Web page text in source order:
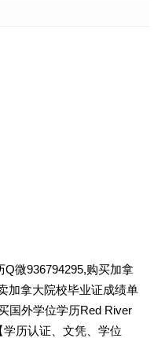
微936794295,购买加拿
加拿大院校毕业证成绩单
国外学位学历Red River
学历认证、文凭、学位